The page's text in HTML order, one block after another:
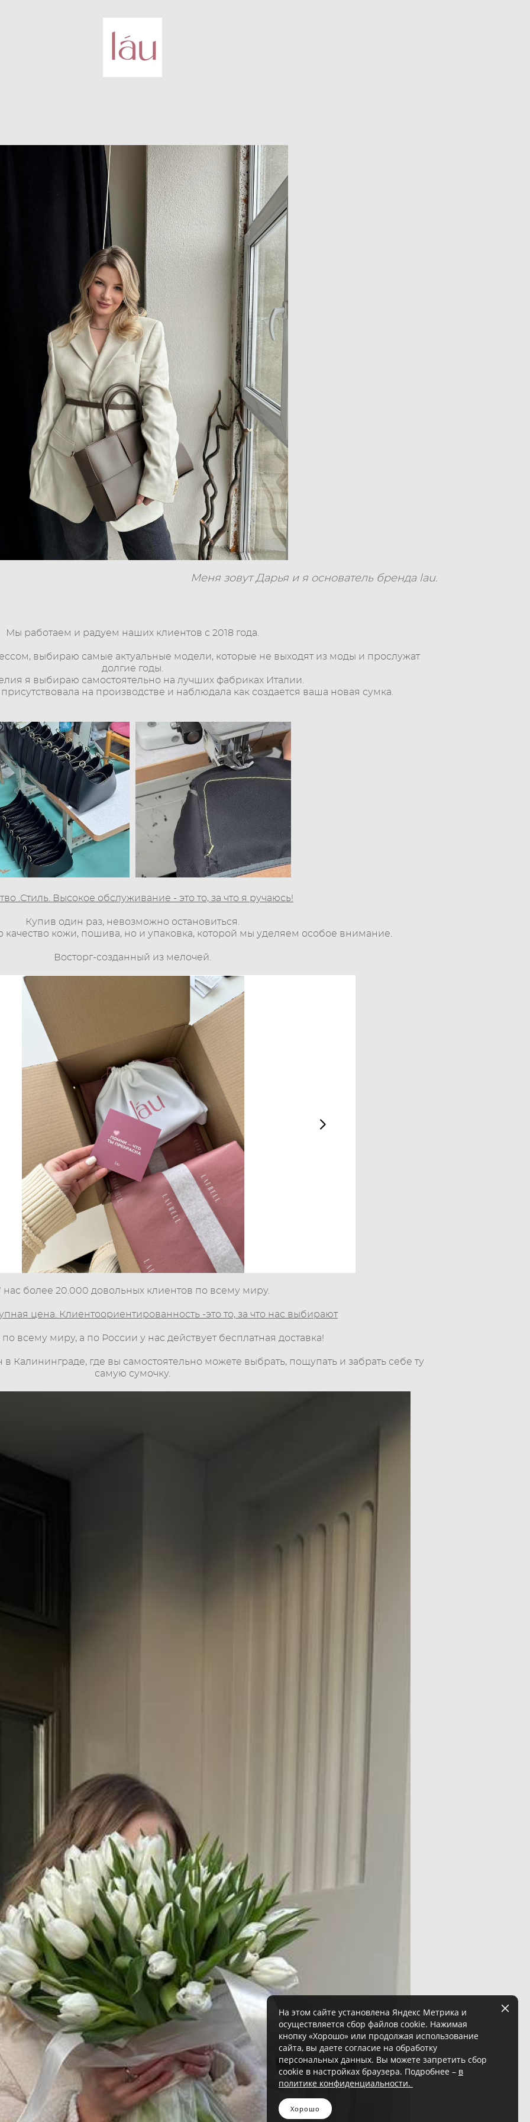
Меня зовут Дарья и я основатель бренда lau.
Мы работаем и радуем наших клиентов с 2018 года.
выбираю самые актуальные модели, которые не выходят из моды и прослужат
долгие годы.
я выбираю самостоятельно на лучших фабриках Италии.
на производстве и наблюдала как создается ваша новая сумка.
.Стиль. Высокое обслуживание - это то, за что я ручаюсь!
Купив один раз, невозможно остановиться.
качество кожи, пошива, но и упаковка, которой мы уделяем особое внимание.
Восторг-созданный из мелочей.
нас более 20.000 довольных клиентов по всему миру.
цена. Клиентоориентированность -это то, за что нас выбирают
всему миру, а по России у нас действует бесплатная доставка!
в Калининграде, где вы самостоятельно можете выбрать, пощупать и забрать себе ту
самую сумочку.
На этом сайте установлена Яндекс Метрика и
осуществляется сбор файлов cookie. Нажимая
кнопку «Хорошо» или продолжая использование
сайта, вы даете согласие на обработку
персональных данных. Вы можете запретить сбор
cookie в настройках браузера. Подробнее – в
политике конфиденциальности.
Хорошо